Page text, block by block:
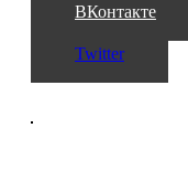
ВКонтакте
Twitter